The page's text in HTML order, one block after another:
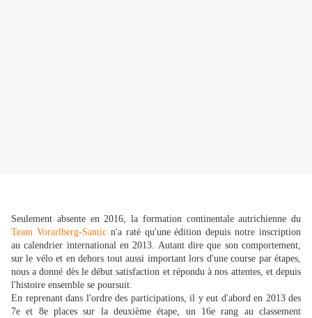
Seulement absente en 2016, la formation continentale autrichienne du
Team Vorarlberg-Santicn'a raté qu'une édition depuis notre inscription
au calendrier international en 2013. Autant dire que son comportement,
sur le vélo et en dehors tout aussi important lors d'une course par étapes,
nous a donné dès le début satisfaction et répondu à nos attentes, et depuis
l'histoire ensemble se poursuit.
En reprenant dans l'ordre des participations, il y eut d'abord en 2013 des
7e et 8e places sur la deuxième étape, un 16e rang au classement